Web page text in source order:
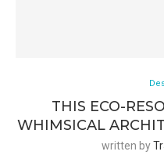
THIS ECO-
WHIMSICAL
written by